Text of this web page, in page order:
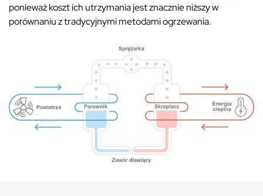
ponieważ koszt ich utrzymania jest znacznie niższy w
porównaniu z tradycyjnymi metodami ogrzewania.